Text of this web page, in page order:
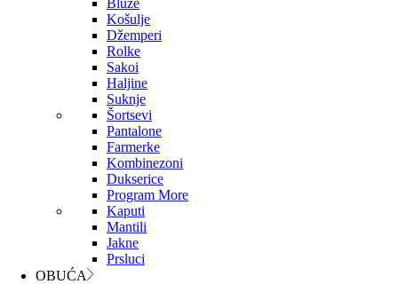
Bluze
Košulje
Džemperi
Rolke
Sakoi
Haljine
Suknje
Šortsevi
Pantalone
Farmerke
Kombinezoni
Dukserice
Program More
Kaputi
Mantili
Jakne
Prsluci
OBUĆA